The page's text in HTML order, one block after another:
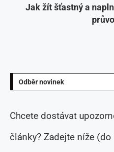
Jak žít šťastný a
Odběr novinek
Chcete dostávat
články? Zadejte níže